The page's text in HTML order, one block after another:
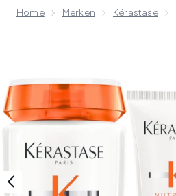
Home Merken Kérastase